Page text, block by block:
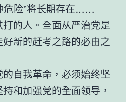
危险”将长期存在……
的人。全面从严治党是
新的赶考之路的必由之
自我革命，必须始终坚
和加强党的全面领导，